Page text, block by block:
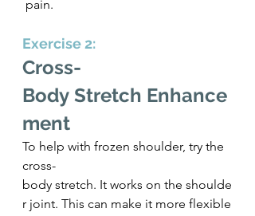
pain.
Exercise 2:
Cross-
Body Stretch Enhance
ment
To help with frozen shoulder, try the
cross-
body stretch. It works on the shoulde
r joint. This can make it more flexible